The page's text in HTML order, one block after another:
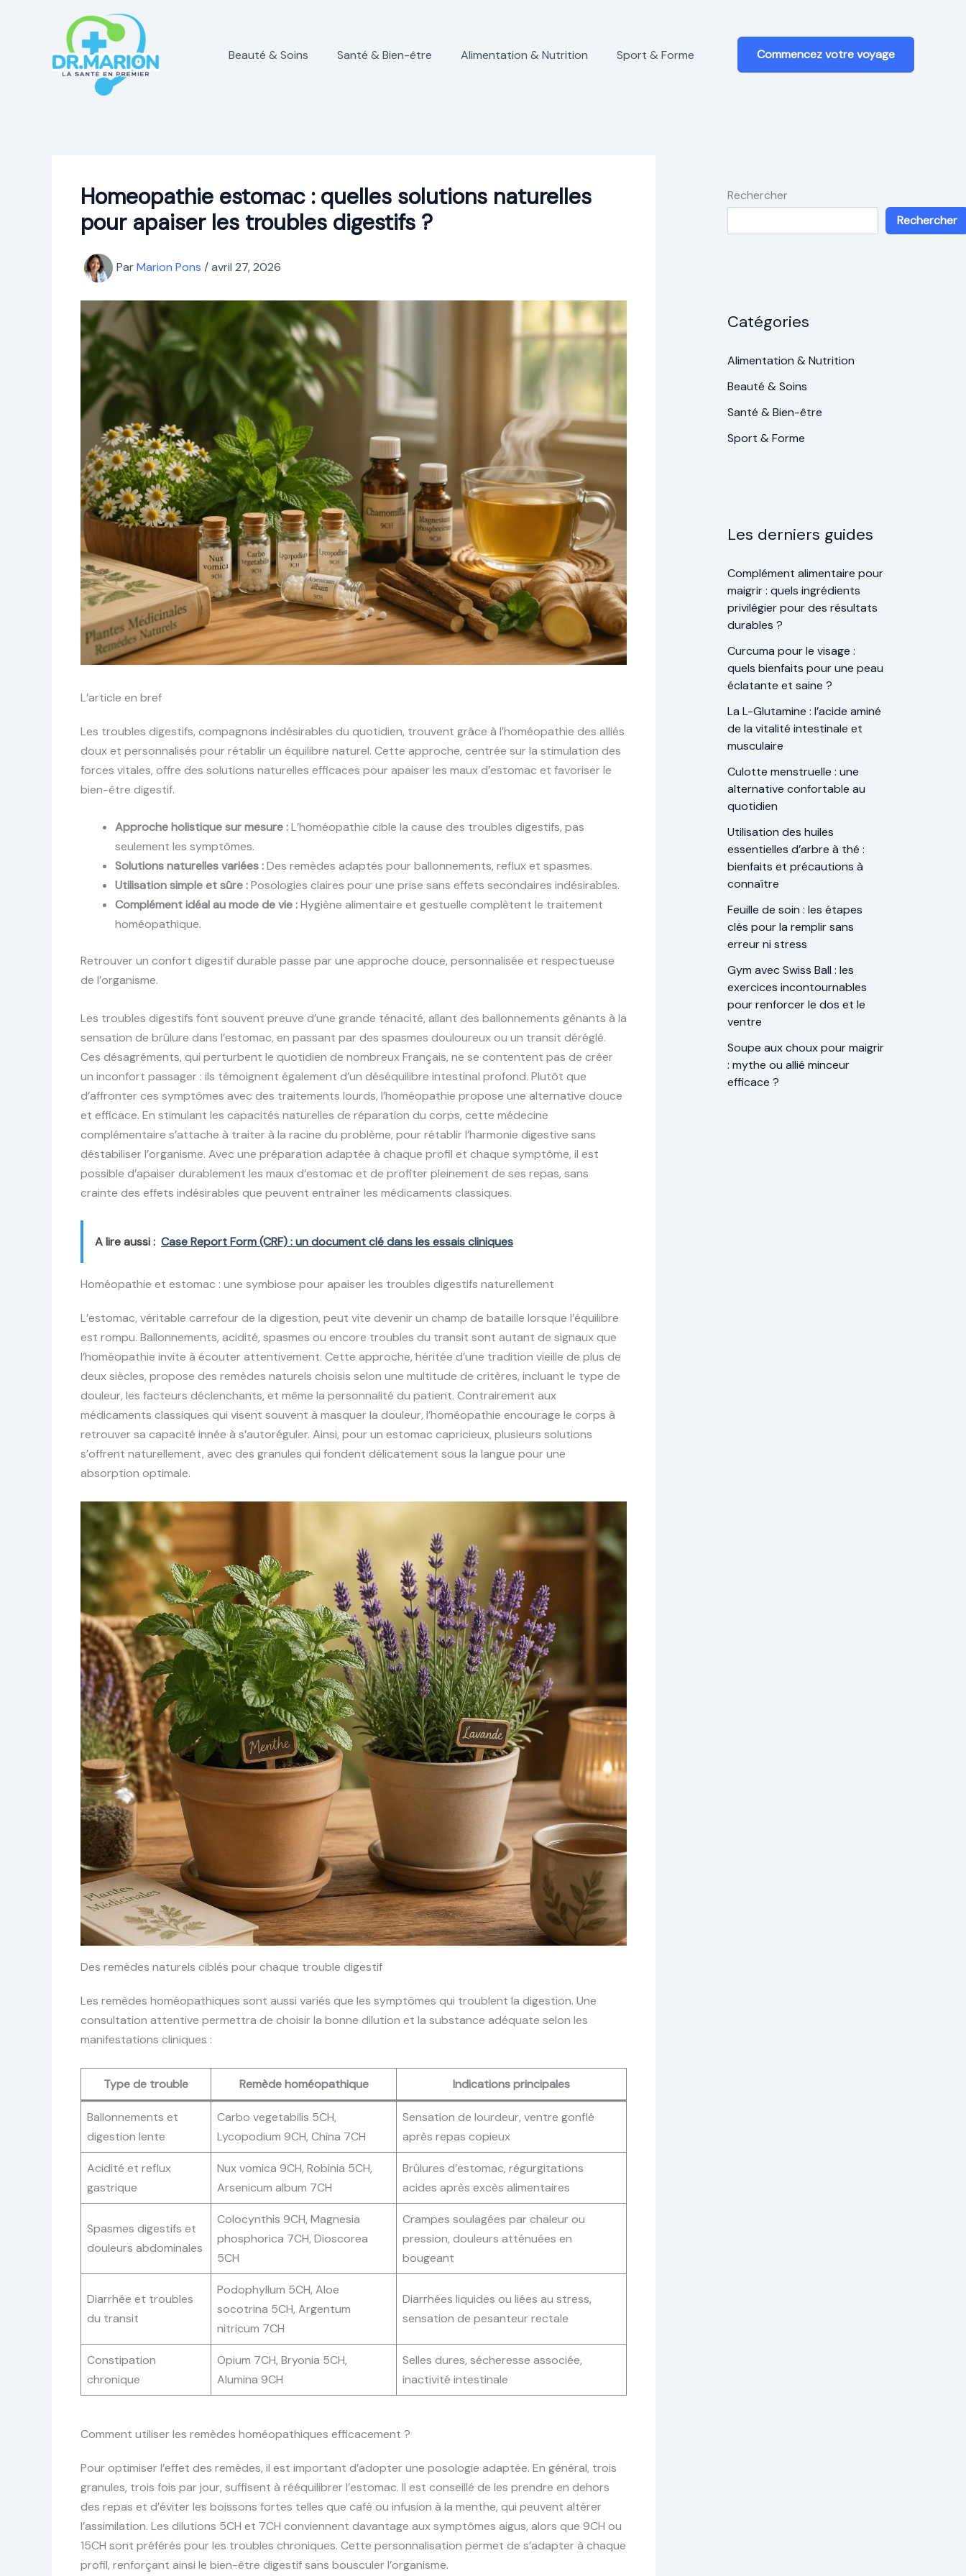
Beauté & Soins Santé & Bien-être Alimentation & Nutrition Sport & Forme Commencez votre voyage
Homeopathie estomac : quelles solutions naturelles
pour apaiser les troubles digestifs ?
ParMarion Pons /avril 27, 2026
L’article en bref
Les troubles digestifs, compagnons indésirables du quotidien, trouvent grâce à l’homéopathie des alliés
doux et personnalisés pour rétablir un équilibre naturel. Cette approche, centrée sur la stimulation des
forces vitales, offre des solutions naturelles efficaces pour apaiser les maux d’estomac et favoriser le
bien-être digestif.
Approche holistique sur mesure :L’homéopathie cible la cause des troubles digestifs, pas
seulement les symptômes.
Solutions naturelles variées :Des remèdes adaptés pour ballonnements, reflux et spasmes.
Utilisation simple et sûre :Posologies claires pour une prise sans effets secondaires indésirables.
Complément idéal au mode de vie :Hygiène alimentaire et gestuelle complètent le traitement
homéopathique.
Retrouver un confort digestif durable passe par une approche douce, personnalisée et respectueuse
de l’organisme.
Les troubles digestifs font souvent preuve d’une grande ténacité, allant des ballonnements gênants à la
sensation de brûlure dans l’estomac, en passant par des spasmes douloureux ou un transit déréglé.
Ces désagréments, qui perturbent le quotidien de nombreux Français, ne se contentent pas de créer
un inconfort passager : ils témoignent également d’un déséquilibre intestinal profond. Plutôt que
d’affronter ces symptômes avec des traitements lourds, l’homéopathie propose une alternative douce
et efficace. En stimulant les capacités naturelles de réparation du corps, cette médecine
complémentaire s’attache à traiter à la racine du problème, pour rétablir l’harmonie digestive sans
déstabiliser l’organisme. Avec une préparation adaptée à chaque profil et chaque symptôme, il est
possible d’apaiser durablement les maux d’estomac et de profiter pleinement de ses repas, sans
crainte des effets indésirables que peuvent entraîner les médicaments classiques.
A lire aussi : Case Report Form (CRF) : un document clé dans les essais cliniques
Homéopathie et estomac : une symbiose pour apaiser les troubles digestifs naturellement
L’estomac, véritable carrefour de la digestion, peut vite devenir un champ de bataille lorsque l’équilibre
est rompu. Ballonnements, acidité, spasmes ou encore troubles du transit sont autant de signaux que
l’homéopathie invite à écouter attentivement. Cette approche, héritée d’une tradition vieille de plus de
deux siècles, propose des remèdes naturels choisis selon une multitude de critères, incluant le type de
douleur, les facteurs déclenchants, et même la personnalité du patient. Contrairement aux
médicaments classiques qui visent souvent à masquer la douleur, l’homéopathie encourage le corps à
retrouver sa capacité innée à s’autoréguler. Ainsi, pour un estomac capricieux, plusieurs solutions
s’offrent naturellement, avec des granules qui fondent délicatement sous la langue pour une
absorption optimale.
Des remèdes naturels ciblés pour chaque trouble digestif
Les remèdes homéopathiques sont aussi variés que les symptômes qui troublent la digestion. Une
consultation attentive permettra de choisir la bonne dilution et la substance adéquate selon les
manifestations cliniques :
Type de trouble Remède homéopathique Indications principales
Ballonnements et
digestion lente
Carbo vegetabilis 5CH,
Lycopodium 9CH, China 7CH
Sensation de lourdeur, ventre gonflé
après repas copieux
Acidité et reflux
gastrique
Nux vomica 9CH, Robinia 5CH,
Arsenicum album 7CH
Brûlures d’estomac, régurgitations
acides après excès alimentaires
Spasmes digestifs et
douleurs abdominales
Colocynthis 9CH, Magnesia
phosphorica 7CH, Dioscorea
5CH
Crampes soulagées par chaleur ou
pression, douleurs atténuées en
bougeant
Diarrhée et troubles
du transit
Podophyllum 5CH, Aloe
socotrina 5CH, Argentum
nitricum 7CH
Diarrhées liquides ou liées au stress,
sensation de pesanteur rectale
Constipation
chronique
Opium 7CH, Bryonia 5CH,
Alumina 9CH
Selles dures, sécheresse associée,
inactivité intestinale
Comment utiliser les remèdes homéopathiques efficacement ?
Pour optimiser l’effet des remèdes, il est important d’adopter une posologie adaptée. En général, trois
granules, trois fois par jour, suffisent à rééquilibrer l’estomac. Il est conseillé de les prendre en dehors
des repas et d’éviter les boissons fortes telles que café ou infusion à la menthe, qui peuvent altérer
l’assimilation. Les dilutions 5CH et 7CH conviennent davantage aux symptômes aigus, alors que 9CH ou
15CH sont préférés pour les troubles chroniques. Cette personnalisation permet de s’adapter à chaque
profil, renforçant ainsi le bien-être digestif sans bousculer l’organisme.
Rechercher
Rechercher
Catégories
Alimentation & Nutrition
Beauté & Soins
Santé & Bien-être
Sport & Forme
Les derniers guides
Complément alimentaire pour
maigrir : quels ingrédients
privilégier pour des résultats
durables ?
Curcuma pour le visage :
quels bienfaits pour une peau
éclatante et saine ?
La L-Glutamine : l’acide aminé
de la vitalité intestinale et
musculaire
Culotte menstruelle : une
alternative confortable au
quotidien
Utilisation des huiles
essentielles d’arbre à thé :
bienfaits et précautions à
connaître
Feuille de soin : les étapes
clés pour la remplir sans
erreur ni stress
Gym avec Swiss Ball : les
exercices incontournables
pour renforcer le dos et le
ventre
Soupe aux choux pour maigrir
: mythe ou allié minceur
efficace ?